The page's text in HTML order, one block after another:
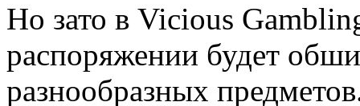
Но зато в Vicious
распоряжении будет
разнообразных